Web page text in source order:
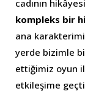
cadının
kompleks bir
ana
yerde bizimle
ettiğimiz oyun
etkileşime